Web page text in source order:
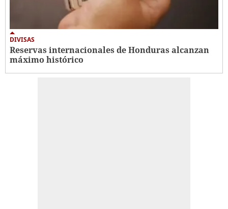
DIVISAS
Reservas internacionales de Honduras alcanzan
máximo histórico